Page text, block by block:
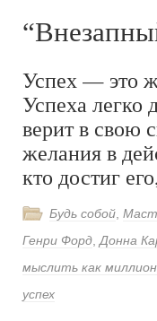
Успех — это
Успеха легко
верит в свою
желания в
кто достиг
Будь собой
Генри Форд Донна
мыслить как
успех